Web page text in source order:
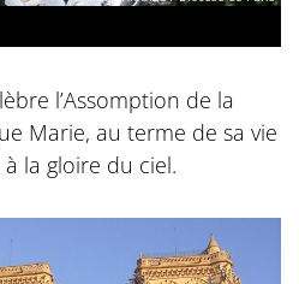
l’Assomption de la
Marie, au terme de sa vie
la gloire du ciel.